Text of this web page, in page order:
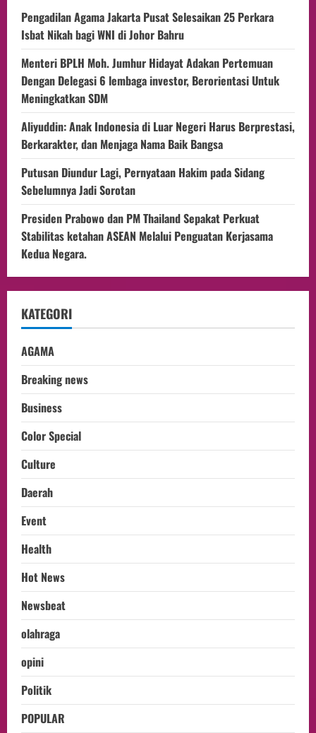
Pengadilan Agama Jakarta Pusat Selesaikan 25 Perkara
Isbat Nikah bagi WNI di Johor Bahru
Menteri BPLH Moh. Jumhur Hidayat Adakan Pertemuan
Dengan Delegasi 6 lembaga investor, Berorientasi Untuk
Meningkatkan SDM
Aliyuddin: Anak Indonesia di Luar Negeri Harus Berprestasi,
Berkarakter, dan Menjaga Nama Baik Bangsa
Putusan Diundur Lagi, Pernyataan Hakim pada Sidang
Sebelumnya Jadi Sorotan
Presiden Prabowo dan PM Thailand Sepakat Perkuat
Stabilitas ketahan ASEAN Melalui Penguatan Kerjasama
Kedua Negara.
KATEGORI
AGAMA
Breaking news
Business
Color Special
Culture
Daerah
Event
Health
Hot News
Newsbeat
olahraga
opini
Politik
POPULAR